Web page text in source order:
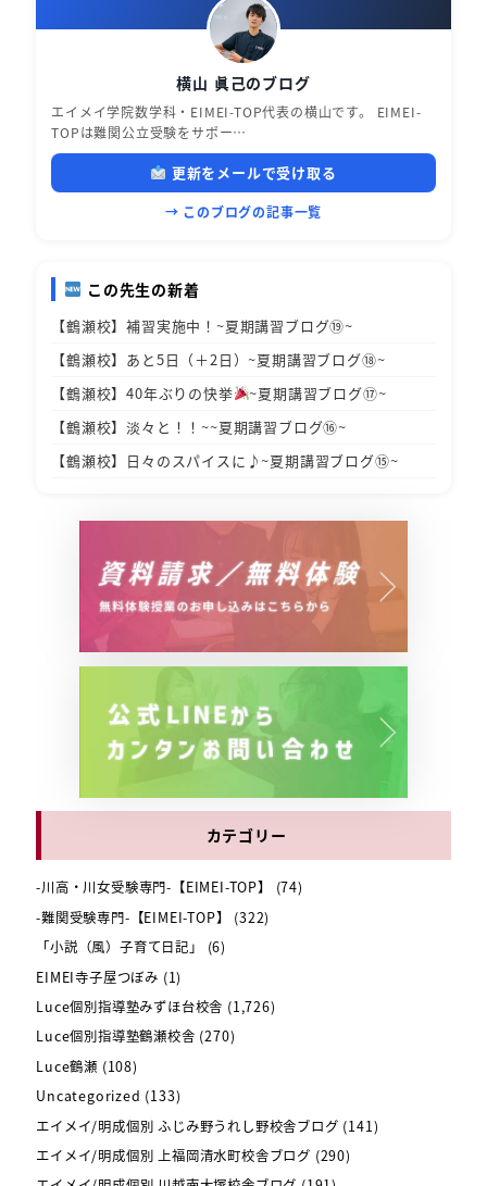
横山 眞己のブログ
エイメイ学院数学科・EIMEI-TOP代表の横山です。 EIMEI-
TOPは難関公立受験をサポー…
更新をメールで受け取る
→ このブログの記事一覧
この先生の新着
【鶴瀬校】補習実施中！~夏期講習ブログ⑲~
【鶴瀬校】あと5日（＋2日）~夏期講習ブログ⑱~
【鶴瀬校】40年ぶりの快挙
~夏期講習ブログ⑰~
【鶴瀬校】淡々と！！~~夏期講習ブログ⑯~
【鶴瀬校】日々のスパイスに♪~夏期講習ブログ⑮~
カテゴリー
-川高・川女受験専門-【EIMEI-TOP】
(74)
-難関受験専門-【EIMEI-TOP】
(322)
「小説（風）子育て日記」
(6)
EIMEI寺子屋つぼみ (1)
Luce個別指導塾みずほ台校舎 (1,726)
Luce個別指導塾鶴瀬校舎 (270)
Luce鶴瀬 (108)
Uncategorized (133)
エイメイ/明成個別 ふじみ野うれし野校舎ブログ (141)
エイメイ/明成個別 上福岡清水町校舎ブログ (290)